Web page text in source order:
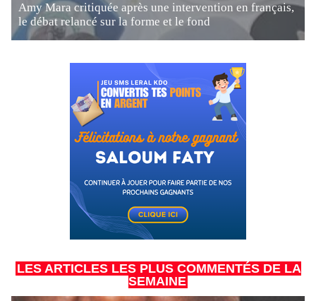
Amy Mara critiquée après une intervention en français,
le débat relancé sur la forme et le fond
LES ARTICLES LES PLUS COMMENTÉS DE LA
SEMAINE